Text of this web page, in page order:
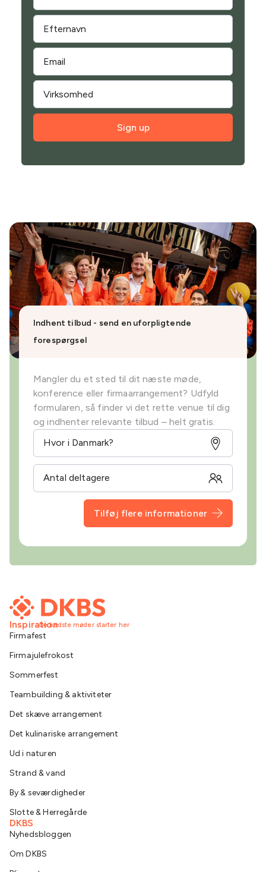
Sign up
Indhent tilbud - send en uforpligtende
forespørgsel
Mangler du et sted til dit næste møde,
konference eller firmaarrangement? Udfyld
formularen, så finder vi det rette venue til dig
og indhenter relevante tilbud – helt gratis.
Tilføj flere informationer
De bedste møder starter her
Inspiration
Firmafest
Firmajulefrokost
Sommerfest
Teambuilding & aktiviteter
Det skæve arrangement
Det kulinariske arrangement
Ud i naturen
Strand & vand
By & seværdigheder
Slotte & Herregårde
DKBS
Nyhedsbloggen
Om DKBS